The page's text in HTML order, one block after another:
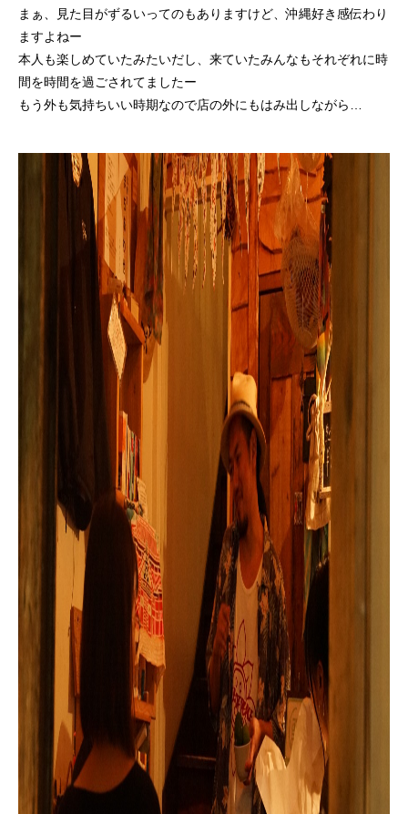
まぁ、見た目がずるいってのもありますけど、沖縄好き感伝わり
ますよねー
本人も楽しめていたみたいだし、来ていたみんなもそれぞれに時
間を時間を過ごされてましたー
もう外も気持ちいい時期なので店の外にもはみ出しながら…